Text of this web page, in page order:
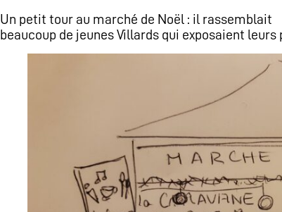
Un petit tour au marché de Noël : il rassemblait
beaucoup de jeunes Villards qui exposaient